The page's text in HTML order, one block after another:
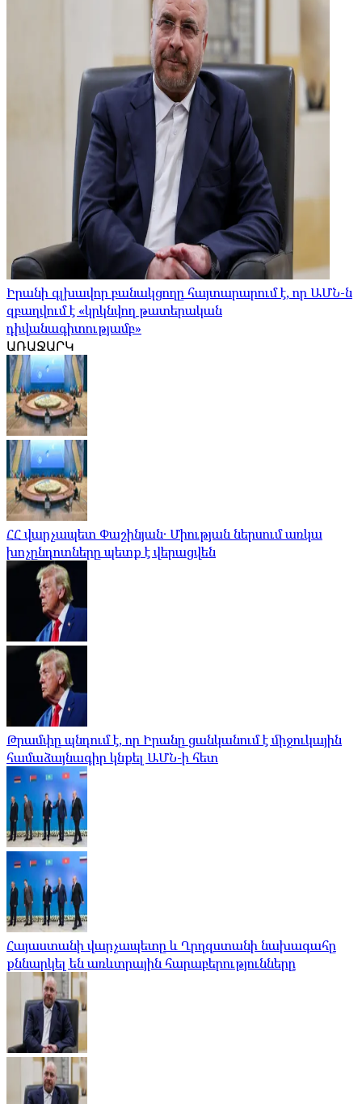
Իրանի գլխավոր բանակցողը հայտարարում է, որ ԱՄՆ-ն
զբաղվում է «կրկնվող թատերական
դիվանագիտությամբ»
ԱՌԱՋԱՐԿ
ՀՀ վարչապետ Փաշինյան․ Միության ներսում առկա
խոչընդոտները պետք է վերացվեն
Թրամփը պնդում է, որ Իրանը ցանկանում է միջուկային
համաձայնագիր կնքել ԱՄՆ-ի հետ
Հայաստանի վարչապետը և Ղրղզստանի նախագահը
քննարկել են առևտրային հարաբերությունները